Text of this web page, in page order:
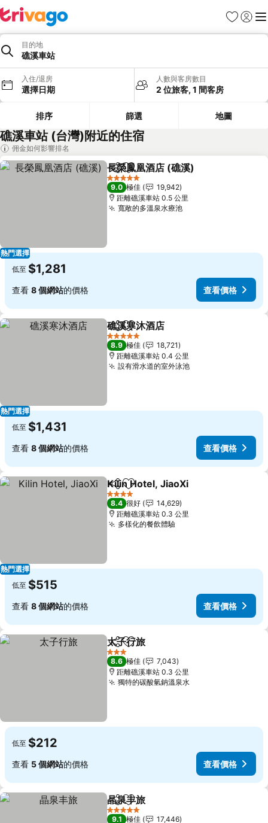
收藏夾
登入 選
目的地
礁溪車站
入住/退房
選擇日期
人數與客房數目
2 位旅客, 1 間客房
排序 篩選 地圖
礁溪車站 (台灣)附近的住宿
佣金如何影響排名
熱門選擇
分享 放到收藏夾
長榮鳳凰酒店 (礁溪)
5 星級
9.0 極佳
19,942
距離礁溪車站 0.5 公里
寬敞的多溫泉水療池查看價格
低至 $1,281
查看 8 個網站的價格 查看價格
熱門選擇
分享 放到收藏夾
礁溪寒沐酒店
5 星級
8.9 極佳
18,721
距離礁溪車站 0.4 公里
設有滑水道的室外泳池查看價格
低至 $1,431
查看 8 個網站的價格 查看價格
熱門選擇
分享 放到收藏夾
Kilin Hotel, JiaoXi
4 星級
8.4 很好
14,629
距離礁溪車站 0.3 公里
多樣化的餐飲體驗查看價格
低至 $515
查看 8 個網站的價格 查看價格
分享 放到收藏夾
太子行旅
3 星級
8.6 極佳
7,043
距離礁溪車站 0.3 公里
獨特的碳酸氫鈉溫泉水查看價格
低至 $212
查看 5 個網站的價格 查看價格
分享 放到收藏夾
晶泉丰旅
5 星級
9.1 極佳
17,446